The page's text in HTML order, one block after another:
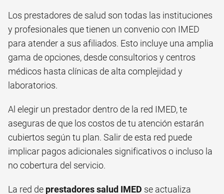
Los prestadores de salud son todas las instituciones
y profesionales que tienen un convenio con IMED
para atender a sus afiliados. Esto incluye una amplia
gama de opciones, desde consultorios y centros
médicos hasta clínicas de alta complejidad y
laboratorios.
Al elegir un prestador dentro de la red IMED, te
aseguras de que los costos de tu atención estarán
cubiertos según tu plan. Salir de esta red puede
implicar pagos adicionales significativos o incluso la
no cobertura del servicio.
La red de prestadores salud IMED se actualiza